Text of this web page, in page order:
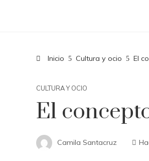
Inicio Cultura y ocio El
CULTURA Y OCIO
El
Camila Santacruz